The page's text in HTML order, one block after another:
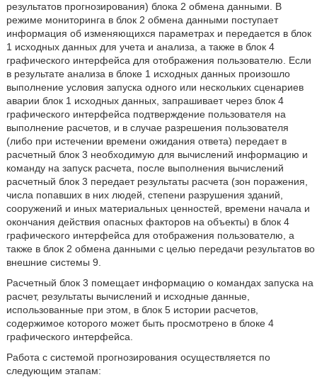
результатов прогнозирования) блока 2 обмена данными. В
режиме мониторинга в блок 2 обмена данными поступает
информация об изменяющихся параметрах и передается в блок
1 исходных данных для учета и анализа, а также в блок 4
графического интерфейса для отображения пользователю. Если
в результате анализа в блоке 1 исходных данных произошло
выполнение условия запуска одного или нескольких сценариев
аварии блок 1 исходных данных, запрашивает через блок 4
графического интерфейса подтверждение пользователя на
выполнение расчетов, и в случае разрешения пользователя
(либо при истечении времени ожидания ответа) передает в
расчетный блок 3 необходимую для вычислений информацию и
команду на запуск расчета, после выполнения вычислений
расчетный блок 3 передает результаты расчета (зон поражения,
числа попавших в них людей, степени разрушения зданий,
сооружений и иных материальных ценностей, времени начала и
окончания действия опасных факторов на объекты) в блок 4
графического интерфейса для отображения пользователю, а
также в блок 2 обмена данными с целью передачи результатов во
внешние системы 9.
Расчетный блок 3 помещает информацию о командах запуска на
расчет, результаты вычислений и исходные данные,
использованные при этом, в блок 5 истории расчетов,
содержимое которого может быть просмотрено в блоке 4
графического интерфейса.
Работа с системой прогнозирования осуществляется по
следующим этапам: